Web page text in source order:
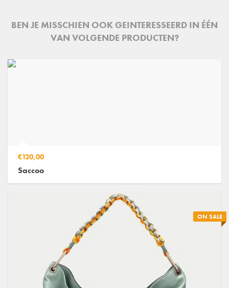
BEN JE MISSCHIEN OOK GEINTERESSEERD IN ÉÉN
VAN VOLGENDE PRODUCTEN?
€120,00
Saccoo
ON SALE